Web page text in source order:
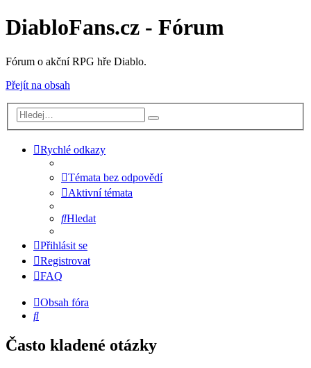
DiabloFans.cz - Fórum
Fórum o akční RPG hře Diablo.
Přejít na obsah
Rychlé odkazy
Témata bez odpovědí
Aktivní témata
Hledat
Přihlásit se
Registrovat
FAQ
Obsah fóra
Hledat
Často kladené otázky